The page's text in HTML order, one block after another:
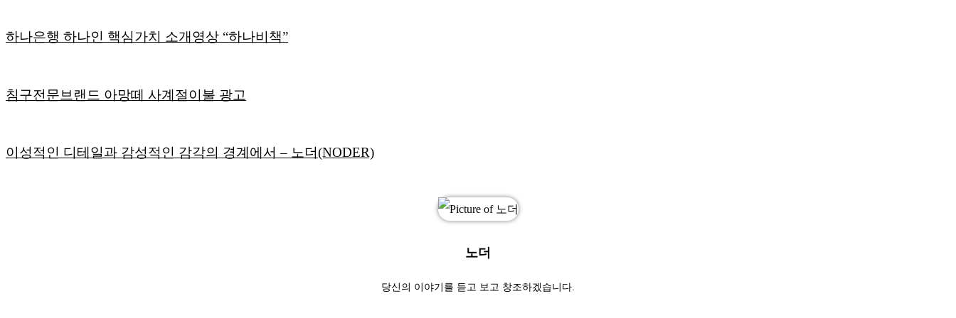
하나은행 하나인 핵심가치 소개영상 “하나비책”
침구전문브랜드 아망떼 사계절이불 광고
이성적인 디테일과 감성적인 감각의 경계에서 – 노더(NODER)
노더
당신의 이야기를 듣고 보고 창조하겠습니다.